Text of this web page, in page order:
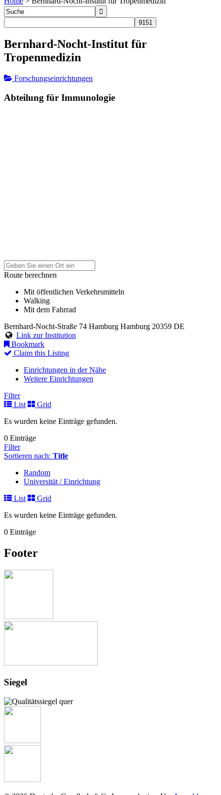
Bernhard-Nocht-Institut für
Tropenmedizin
Forschungseinrichtungen
Abteilung für Immunologie
Route berechnen
Mit öffentlichen Verkehrsmitteln
Walking
Mit dem Fahrrad
Bernhard-Nocht-Straße 74 Hamburg Hamburg 20359 DE
Link zur Institution
Bookmark
Claim this Listing
Einrichtungen in der Nähe
Weitere Einrichtungen
Filter
List
Grid
Es wurden keine Einträge gefunden.
0 Einträge
Filter
Sortieren nach: Title
Random
Universität / Einrichtung
List
Grid
Es wurden keine Einträge gefunden.
0 Einträge
Footer
Siegel